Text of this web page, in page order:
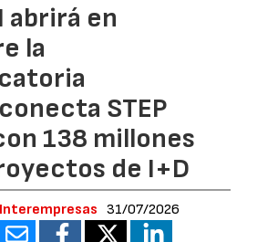
abrirá en
la
STEP
138 millones
de I+D
31/07/2026